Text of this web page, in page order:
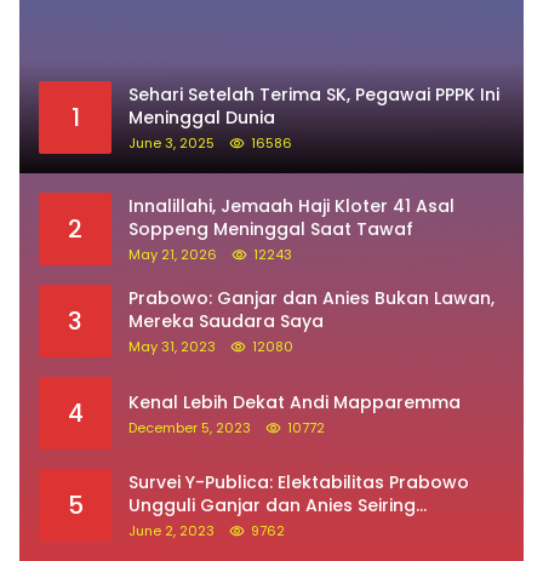
1
Sehari Setelah Terima SK, Pegawai PPPK Ini
Meninggal Dunia
June 3, 2025 16586
2
Innalillahi, Jemaah Haji Kloter 41 Asal
Soppeng Meninggal Saat Tawaf
May 21, 2026 12243
3
Prabowo: Ganjar dan Anies Bukan Lawan,
Mereka Saudara Saya
May 31, 2023 12080
4 Kenal Lebih Dekat Andi Mapparemma
December 5, 2023 10772
5
Survei Y-Publica: Elektabilitas Prabowo
Ungguli Ganjar dan Anies Seiring
Kepuasan Terhadap Jokowi Naik
June 2, 2023 9762